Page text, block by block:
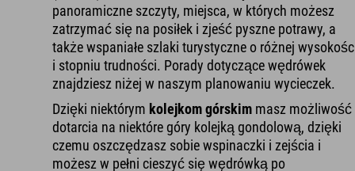
panoramiczne szczyty, miejsca, w których możesz
zatrzymać się na posiłek i zjeść pyszne potrawy, a
także wspaniałe szlaki turystyczne o różnej
i stopniu trudności. Porady dotyczące wędrówek
znajdziesz niżej w naszym planowaniu wycieczek.
Dzięki niektórym kolejkom górskim masz możliwość
dotarcia na niektóre góry kolejką gondolową, dzięki
czemu oszczędzasz sobie wspinaczki i zejścia i
możesz w pełni cieszyć się wędrówką po